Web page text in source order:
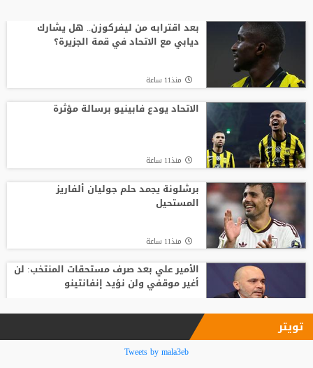
رودري يحسم قراره ويختار وجهته المقبلة
تصريح رسمي يعقد مهمة برشلونة في
صفقة المستقبل
صدام في تدريبات أتلتيكو.. ألفاريز يطالب
سيميوني بتسهيل رحيله لبرشلونة
بعد اقترابه من ليفركوزن.. هل يشارك
ديابي مع الاتحاد في قمة الجزيرة؟
منذ11 ساعة
الاتحاد يودع فابينيو برسالة مؤثرة
منذ11 ساعة
برشلونة يجمد حلم جوليان ألفاريز
المستحيل
منذ11 ساعة
الأمير علي بعد صرف مستحقات المنتخب: لن
أغير موقفي ولن نؤيد إنفانتينو
فينيسيوس جونيور يمدد عقده مع ريال
تويتر
Tweets by mala3eb